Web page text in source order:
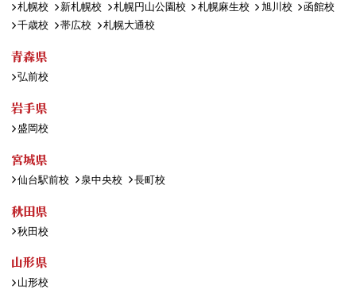
札幌校 新札幌校 札幌円山公園校 札幌麻生校 旭川校
函館校
千歳校
帯広校 札幌大通校
青森県
弘前校
岩手県
盛岡校
宮城県
仙台駅前校 泉中央校 長町校
秋田県
秋田校
山形県
山形校